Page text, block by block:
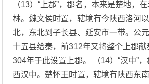
（13）“上郡”，郡名，本来是楚地，
林。魏文侯时置，辖境有今陕西洛河
北，东北到子长县、延安市一带。公
十五县给秦，前312年又将整个上郡
304年于此设置上郡。 （14）“汉中”
西汉中。楚怀王时置，辖境有陕西东